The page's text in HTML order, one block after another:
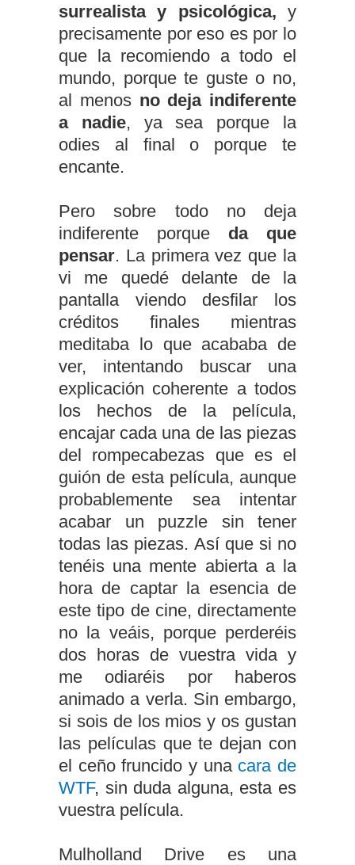
surrealista y psicológica, y
precisamente por eso es por lo
que la recomiendo a todo el
mundo, porque te guste o no,
al menos no deja indiferente
a nadie, ya sea porque la
odies al final o porque te
encante.
Pero sobre todo no deja
indiferente porque da que
pensar. La primera vez que la
vi me quedé delante de la
pantalla viendo desfilar los
créditos finales mientras
meditaba lo que acababa de
ver, intentando buscar una
explicación coherente a todos
los hechos de la película,
encajar cada una de las piezas
del rompecabezas que es el
guión de esta película, aunque
probablemente sea intentar
acabar un puzzle sin tener
todas las piezas. Así que si no
tenéis una mente abierta a la
hora de captar la esencia de
este tipo de cine, directamente
no la veáis, porque perderéis
dos horas de vuestra vida y
me odiaréis por haberos
animado a verla. Sin embargo,
si sois de los mios y os gustan
las películas que te dejan con
el ceño fruncido y una cara de
WTF, sin duda alguna, esta es
vuestra película.
Mulholland Drive es una